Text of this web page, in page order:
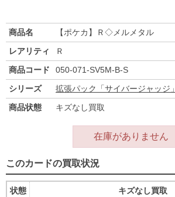
商品名
【ポケカ】Ｒ◇メルメタル
レアリティ
Ｒ
商品コード
050-071-SV5M-B-S
シリーズ
拡張パック「サイバージャッジ」
商品状態
キズなし買取
在庫がありません
このカードの買取状況
状態
キズなし買取